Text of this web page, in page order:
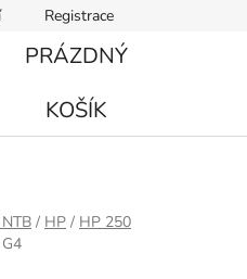
Registrace
PRÁZDNÝ
KOŠÍK
/ HP / HP 250